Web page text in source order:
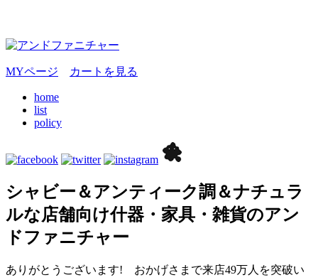
MYページ カートを見る
home
list
policy
シャビー＆アンティーク調＆ナチュラ
ルな店舗向け什器・家具・雑貨のアン
ドファニチャー
ありがとうございます! おかげさまで来店49万人を突破い